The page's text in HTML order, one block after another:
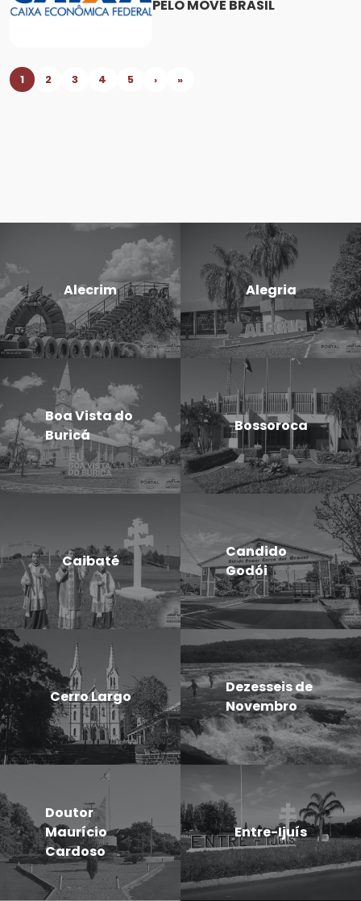
PELO MOVE BRASIL
1 2 3 4 5 › »
Alecrim Alegria
Boa Vista do
Buricá
Bossoroca
Caibaté
Candido
Godói
Cerro Largo
Dezesseis de
Novembro
Doutor
Maurício
Cardoso
Entre-Ijuís